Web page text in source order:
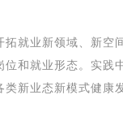
就业新领域、新空
和就业形态。实践
新业态新模式健康